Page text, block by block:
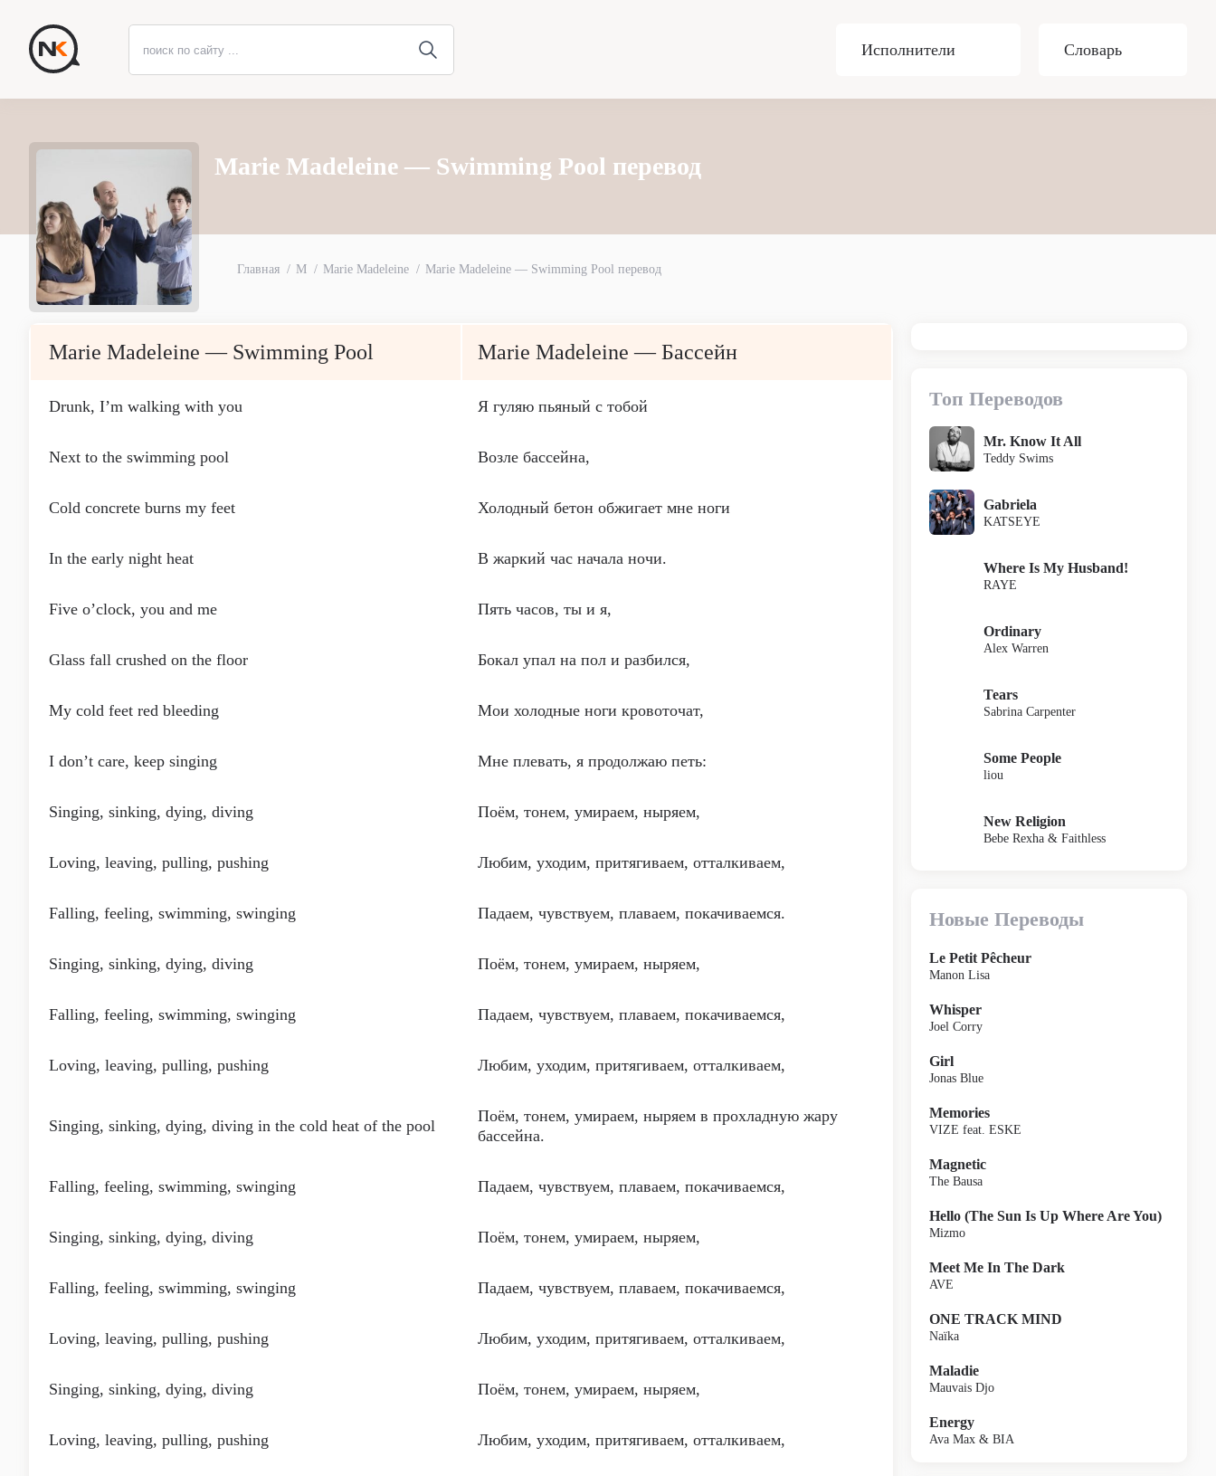
Исполнители Словарь
Marie Madeleine — Swimming Pool перевод
Главная M Marie Madeleine Marie Madeleine — Swimming Pool перевод
Marie Madeleine — Swimming Pool Marie Madeleine — Бассейн
Drunk, I’m walking with you Я гуляю пьяный с тобой
Next to the swimming pool Возле бассейна,
Cold concrete burns my feet Холодный бетон обжигает мне ноги
In the early night heat В жаркий час начала ночи.
Five o’clock, you and me Пять часов, ты и я,
Glass fall crushed on the floor Бокал упал на пол и разбился,
My cold feet red bleeding Мои холодные ноги кровоточат,
I don’t care, keep singing Мне плевать, я продолжаю петь:
Singing, sinking, dying, diving Поём, тонем, умираем, ныряем,
Loving, leaving, pulling, pushing Любим, уходим, притягиваем, отталкиваем,
Falling, feeling, swimming, swinging Падаем, чувствуем, плаваем, покачиваемся.
Singing, sinking, dying, diving Поём, тонем, умираем, ныряем,
Falling, feeling, swimming, swinging Падаем, чувствуем, плаваем, покачиваемся,
Loving, leaving, pulling, pushing Любим, уходим, притягиваем, отталкиваем,
Singing, sinking, dying, diving in the cold heat of the pool
Поём, тонем, умираем, ныряем в прохладную жару
бассейна.
Falling, feeling, swimming, swinging Падаем, чувствуем, плаваем, покачиваемся,
Singing, sinking, dying, diving Поём, тонем, умираем, ныряем,
Falling, feeling, swimming, swinging Падаем, чувствуем, плаваем, покачиваемся,
Loving, leaving, pulling, pushing Любим, уходим, притягиваем, отталкиваем,
Singing, sinking, dying, diving Поём, тонем, умираем, ныряем,
Loving, leaving, pulling, pushing Любим, уходим, притягиваем, отталкиваем,
Топ Переводов
Mr. Know It All
Teddy Swims
Gabriela
KATSEYE
Where Is My Husband!
RAYE
Ordinary
Alex Warren
Tears
Sabrina Carpenter
Some People
liou
New Religion
Bebe Rexha & Faithless
Новые Переводы
Le Petit Pêcheur
Manon Lisa
Whisper
Joel Corry
Girl
Jonas Blue
Memories
VIZE feat. ESKE
Magnetic
The Bausa
Hello (The Sun Is Up Where Are You)
Mizmo
Meet Me In The Dark
AVE
ONE TRACK MIND
Naïka
Maladie
Mauvais Djo
Energy
Ava Max & BIA